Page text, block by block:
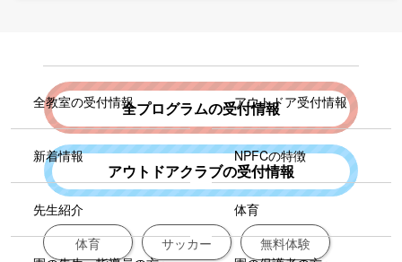
全プログラムの受付情報
アウトドアクラブの受付情報
体育 サッカー 無料体験
全教室の受付情報 アウトドア受付情報
新着情報 NPFCの特徴
先生紹介 体育